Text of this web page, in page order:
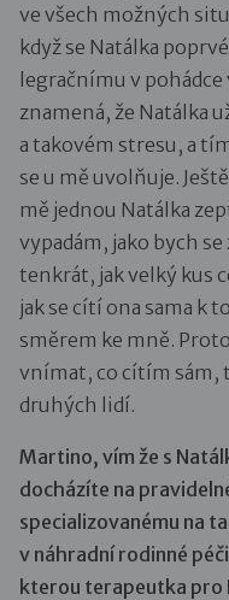
ve všech možných
když se Natálka
legračnímu v pohádce
znamená, že Natálka
a takovém stresu, a
se u mě uvolňuje.
mě jednou Natálka
vypadám, jako bych
tenkrát, jak velký kus
jak se cítí ona sama k
směrem ke mně.
vnímat, co cítím sám,
druhých lidí.
Martino, vím že s
docházíte na
specializovanému na
v náhradní rodinné
kterou terapeutka pro